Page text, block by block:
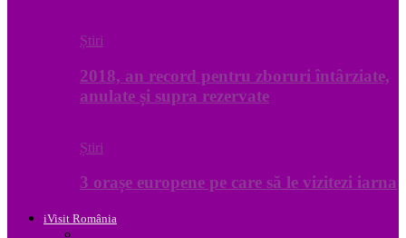
Știri
2018, an record pentru zboruri întârziate,
anulate și supra rezervate
Știri
3 orașe europene pe care să le vizitezi iarna
iVisit România